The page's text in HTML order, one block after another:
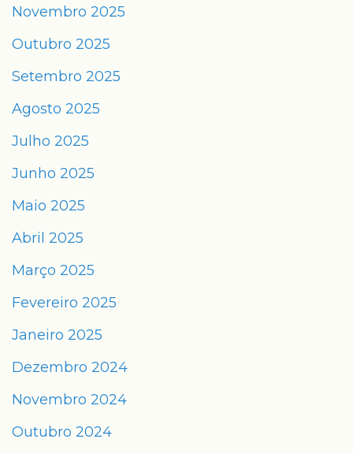
Novembro 2025
Outubro 2025
Setembro 2025
Agosto 2025
Julho 2025
Junho 2025
Maio 2025
Abril 2025
Março 2025
Fevereiro 2025
Janeiro 2025
Dezembro 2024
Novembro 2024
Outubro 2024